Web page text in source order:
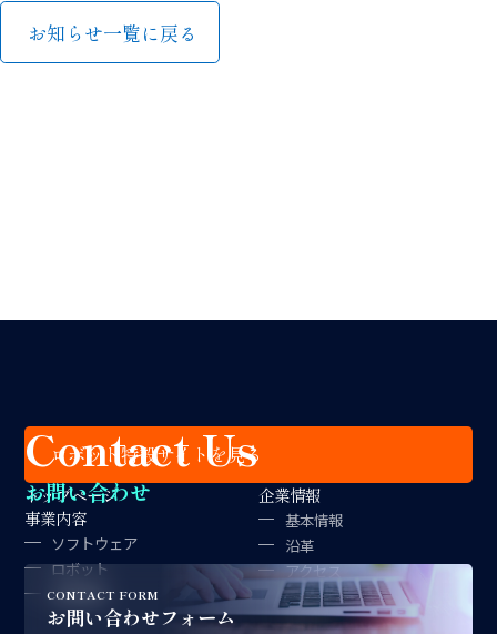
お知らせ一覧に戻る
Contact Us
お問い合わせ
CONTACT FORM
お問い合わせフォーム
ロボット特設サイトを見る
トップページ
事業内容
ソフトウェア
ロボット
金型製作
企業情報
基本情報
沿革
アクセス
拠点紹介
経営理念